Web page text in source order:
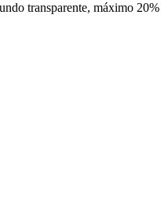
transparente, máximo 20%